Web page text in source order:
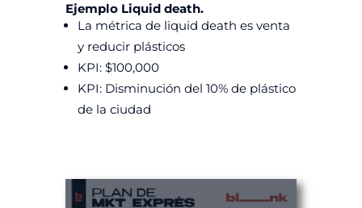
Ejemplo Liquid death.
La métrica de liquid death es venta
y reducir plásticos
KPI: $100,000
KPI: Disminución del 10% de plástico
de la ciudad